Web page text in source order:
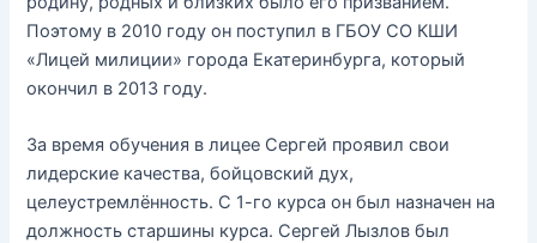
Поэтому в 2010 году он поступил в ГБОУ СО КШИ
«Лицей милиции» города Екатеринбурга, который
окончил в 2013 году.
За время обучения в лицее Сергей проявил свои
лидерские качества, бойцовский дух,
целеустремлённость. С 1-го курса он был назначен на
должность старшины курса. Сергей Лызлов был